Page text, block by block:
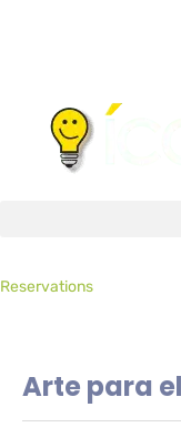
Reservations
Arte para